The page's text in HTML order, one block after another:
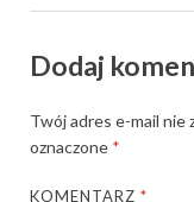
Dodaj
Twój adres e-mail nie
oznaczone *
KOMENTARZ*